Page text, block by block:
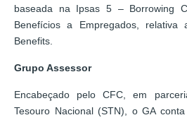
baseada na Ipsas 5 – Borrowing
Benefícios a Empregados,
Benefits.
Grupo Assessor
Encabeçado pelo CFC, em
Tesouro Nacional (STN), o GA